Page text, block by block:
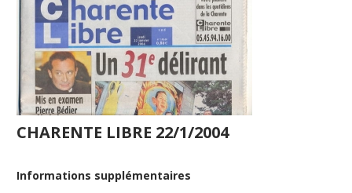
CHARENTE LIBRE 22/1/2004
Informations supplémentaires